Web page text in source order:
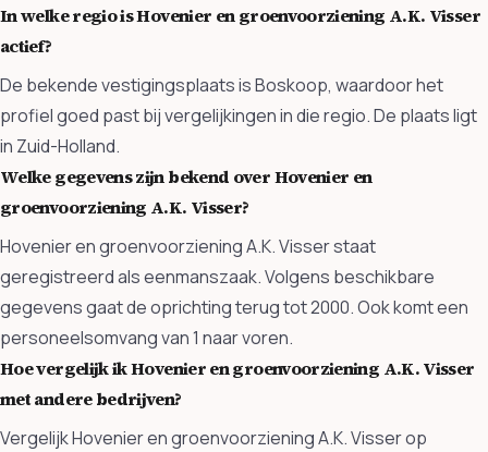
In welke regio is Hovenier en groenvoorziening A.K. Visser
actief?
De bekende vestigingsplaats is Boskoop, waardoor het
profiel goed past bij vergelijkingen in die regio. De plaats ligt
in Zuid-Holland.
Welke gegevens zijn bekend over Hovenier en
groenvoorziening A.K. Visser?
Hovenier en groenvoorziening A.K. Visser staat
geregistreerd als eenmanszaak. Volgens beschikbare
gegevens gaat de oprichting terug tot 2000. Ook komt een
personeelsomvang van 1 naar voren.
Hoe vergelijk ik Hovenier en groenvoorziening A.K. Visser
met andere bedrijven?
Vergelijk Hovenier en groenvoorziening A.K. Visser op